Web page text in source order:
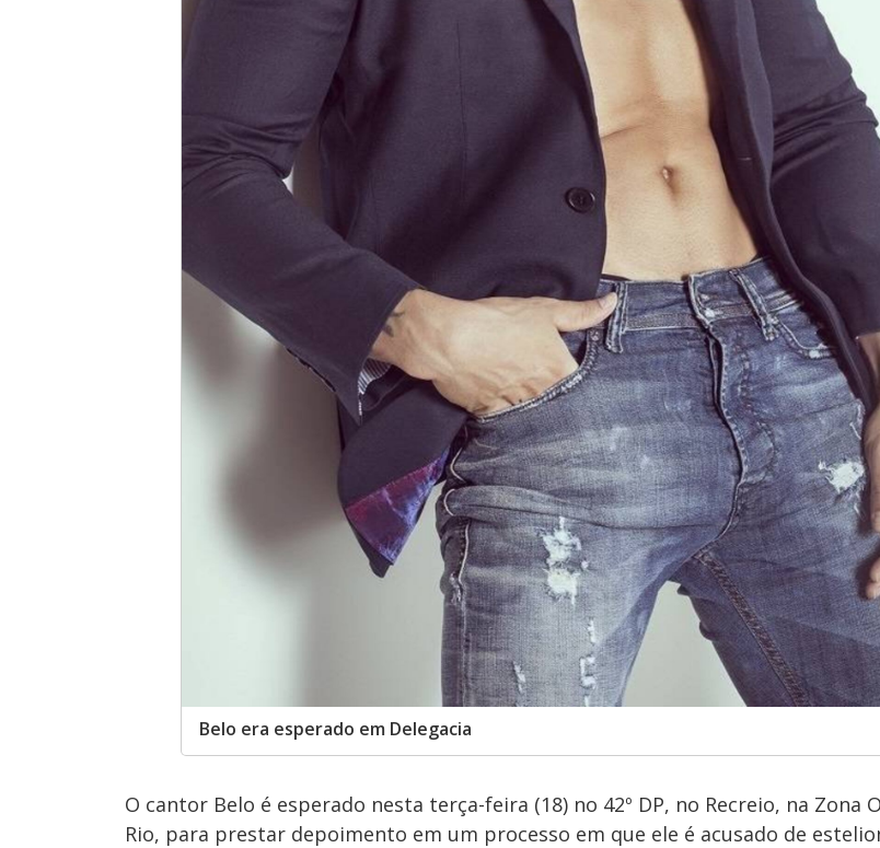
Belo era esperado em Delegacia
O cantor Belo é esperado nesta terça-feira (18) no 42º DP, no Recreio, na Zona
Rio, para prestar depoimento em um processo em que ele é acusado de